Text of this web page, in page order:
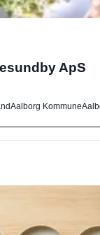
ApS
Aalborg Kommune